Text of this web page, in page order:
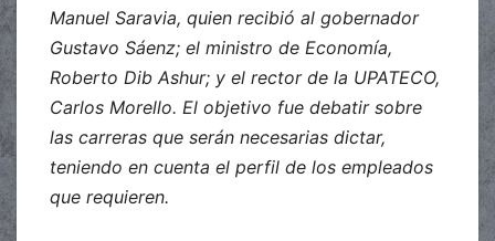
Manuel Saravia, quien recibió al gobernador
Gustavo Sáenz; el ministro de Economía,
Roberto Dib Ashur; y el rector de la UPATECO,
Carlos Morello. El objetivo fue debatir sobre
las carreras que serán necesarias dictar,
teniendo en cuenta el perfil de los empleados
que requieren.